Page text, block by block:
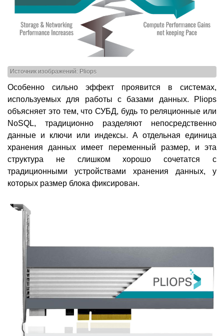
Источник изображений: Pliops
Особенно сильно эффект проявится в системах,
используемых для работы с базами данных. Pliops
объясняет это тем, что СУБД, будь то реляционные или
NoSQL, традиционно разделяют непосредственно
данные и ключи или индексы. А отдельная единица
хранения данных имеет переменный размер, и эта
структура не слишком хорошо сочетатся с
традиционными устройствами хранения данных, у
которых размер блока фиксирован.